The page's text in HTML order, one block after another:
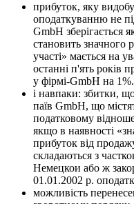
прибуток, яку
оподаткуванню не
GmbH зберігається
становить значного
участі» мається на
останні п'ять років
у фірмі-GmbH на 1%.
і навпаки: збитки,
паїв GmbH, що
податковому
якщо в наявності
прибуток від
складаються з
Немецкои або ж
01.01.2002 р.
можливість